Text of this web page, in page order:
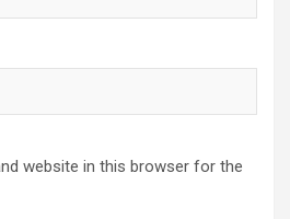
website in this browser for the